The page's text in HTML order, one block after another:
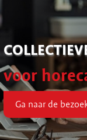
voor
Ga naar de